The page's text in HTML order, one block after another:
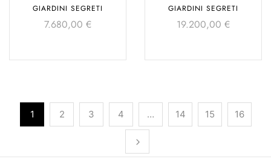
GIARDINI SEGRETI
7.680,00 €
GIARDINI SEGRETI
19.200,00 €
1 2 3 4 … 14 15 16